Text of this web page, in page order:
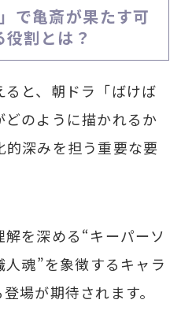
で亀斎が果たす可
割とは？
と、朝ドラ「ばけば
のように描かれるか
的深みを担う重要な要
を深める“キーパーソ
人魂”を象徴するキャラ
場が期待されます。